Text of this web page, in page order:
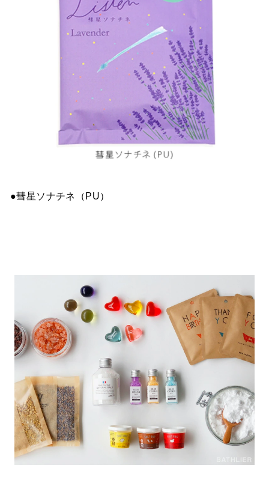
●彗星ソナチネ（PU）